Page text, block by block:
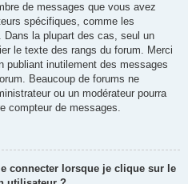
de messages que vous avez
spécifiques, comme les
la plupart des cas, seul un
le texte des rangs du forum. Merci
publiant inutilement des messages
Beaucoup de forums ne
ou un modérateur pourra
compteur de messages.
connecter lorsque je clique sur le